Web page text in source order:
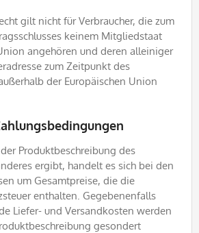
gilt nicht für Verbraucher, die zum
keinem Mitgliedstaat
angehören und deren alleiniger
zum Zeitpunkt des
der Europäischen Union
Produktbeschreibung des
ergibt, handelt es sich bei den
um Gesamtpreise, die die
enthalten. Gegebenenfalls
Liefer- und Versandkosten werden
gesondert